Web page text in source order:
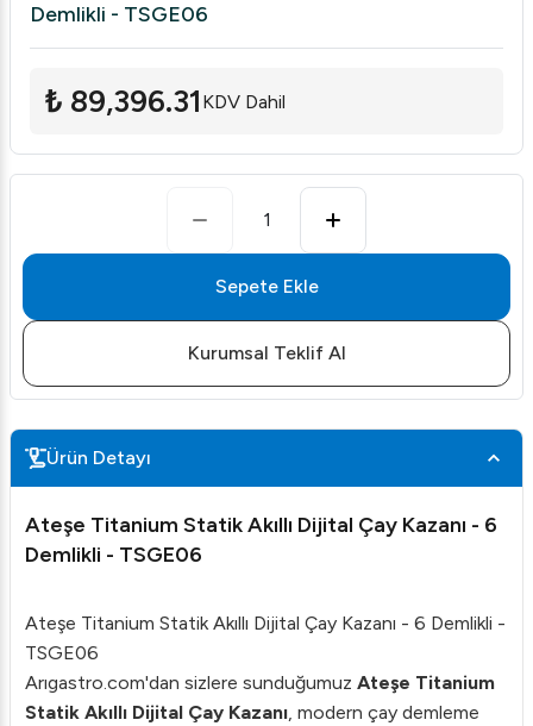
Demlikli - TSGE06
₺ 89,396.31 KDV Dahil
1
Sepete Ekle
Kurumsal Teklif Al
Ürün Detayı
Ateşe Titanium Statik Akıllı Dijital Çay Kazanı - 6
Demlikli - TSGE06
Ateşe Titanium Statik Akıllı Dijital Çay Kazanı - 6 Demlikli -
TSGE06
Arıgastro.com'dan sizlere sunduğumuz Ateşe Titanium
Statik Akıllı Dijital Çay Kazanı, modern çay demleme